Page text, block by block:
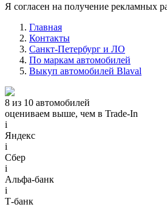
Я согласен на получение рекламных
Главная
Контакты
Санкт-Петербург и ЛО
По маркам автомобилей
Выкуп автомобилей Blaval
8 из 10 автомобилей
оцениваем выше, чем в Trade‑In
i
Яндекс
i
Сбер
i
Альфа-банк
i
Т-банк